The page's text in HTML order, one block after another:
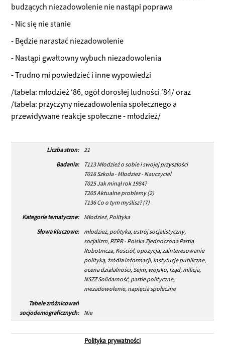
budzących niezadowolenie nie nastąpi poprawa
- Nic się nie stanie
- Będzie narastać niezadowolenie
- Nastąpi gwałtowny wybuch niezadowolenia
- Trudno mi powiedzieć i inne wypowiedzi
/tabela: młodzież ‘86, ogół dorosłej ludności ‘84/ oraz
/tabela: przyczyny niezadowolenia społecznego a
przewidywane reakcje społeczne - młodzież/
Liczba stron:
21
Badania:
T113 Młodzież o sobie i swojej przyszłości
T016 Szkoła - Młodzież - Nauczyciel
T025 Jak minął rok 1984?
T205 Aktualne problemy (2)
T136 Co o tym myślisz? (7)
Kategorie tematyczne:
Młodzież, Polityka
Słowa kluczowe:
młodzież, polityka, ustrój socjalistyczny,
socjalizm, PZPR - Polska Zjednoczona Partia
Robotnicza, Kościół, opozycja, zainteresowanie
polityką, źródła informacji, instytucje publiczne,
ocena działalności, Sejm, wojsko, rząd, milicja,
NSZZ Solidarność, partie polityczne,
niezadowolenie, napięcia społeczne
Tabele zróżnicowań
socjodemograficznych:
Nie
Polityka prywatności